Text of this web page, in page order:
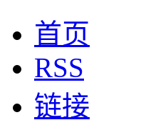
首页
RSS
链接